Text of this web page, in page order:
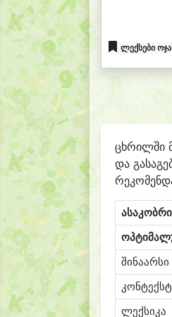
ლექსები
ცხრილში
და
შინაარსი
ლექსიკა